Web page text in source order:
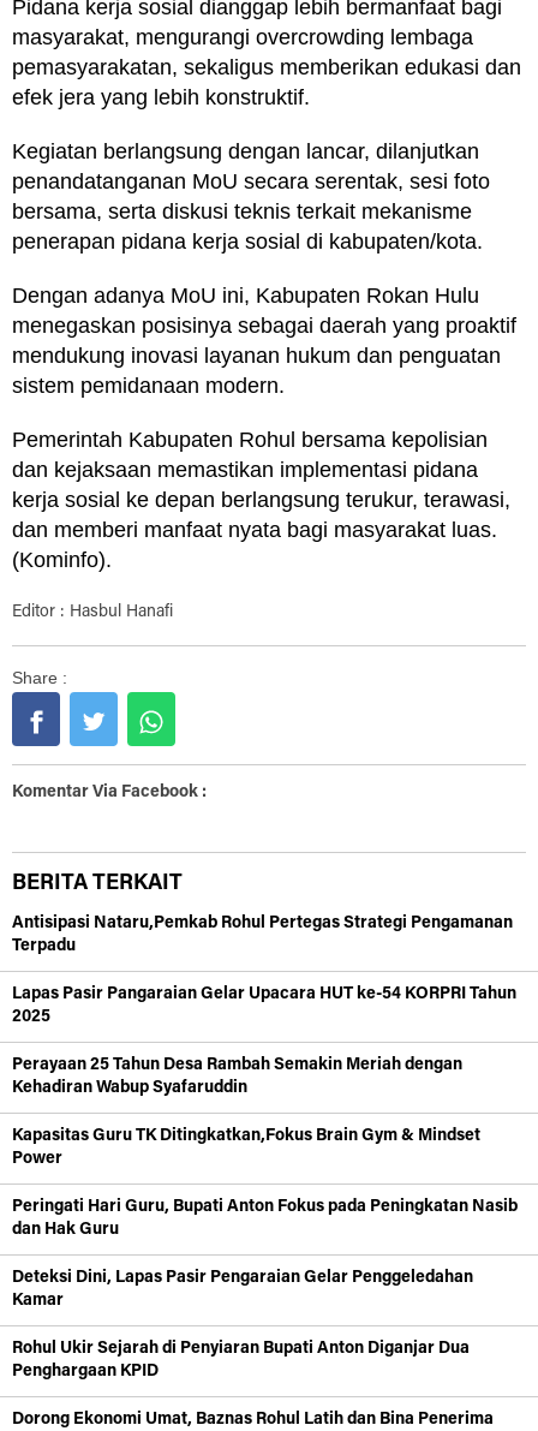
Pidana kerja sosial dianggap lebih bermanfaat bagi
masyarakat, mengurangi overcrowding lembaga
pemasyarakatan, sekaligus memberikan edukasi dan
efek jera yang lebih konstruktif.
Kegiatan berlangsung dengan lancar, dilanjutkan
penandatanganan MoU secara serentak, sesi foto
bersama, serta diskusi teknis terkait mekanisme
penerapan pidana kerja sosial di kabupaten/kota.
Dengan adanya MoU ini, Kabupaten Rokan Hulu
menegaskan posisinya sebagai daerah yang proaktif
mendukung inovasi layanan hukum dan penguatan
sistem pemidanaan modern.
Pemerintah Kabupaten Rohul bersama kepolisian
dan kejaksaan memastikan implementasi pidana
kerja sosial ke depan berlangsung terukur, terawasi,
dan memberi manfaat nyata bagi masyarakat luas.
(Kominfo).
Editor : Hasbul Hanafi
Share :
Komentar Via Facebook :
BERITA TERKAIT
Antisipasi Nataru,Pemkab Rohul Pertegas Strategi Pengamanan
Terpadu
Lapas Pasir Pangaraian Gelar Upacara HUT ke-54 KORPRI Tahun
2025
Perayaan 25 Tahun Desa Rambah Semakin Meriah dengan
Kehadiran Wabup Syafaruddin
Kapasitas Guru TK Ditingkatkan,Fokus Brain Gym & Mindset
Power
Peringati Hari Guru, Bupati Anton Fokus pada Peningkatan Nasib
dan Hak Guru
Deteksi Dini, Lapas Pasir Pengaraian Gelar Penggeledahan
Kamar
Rohul Ukir Sejarah di Penyiaran Bupati Anton Diganjar Dua
Penghargaan KPID
Dorong Ekonomi Umat, Baznas Rohul Latih dan Bina Penerima